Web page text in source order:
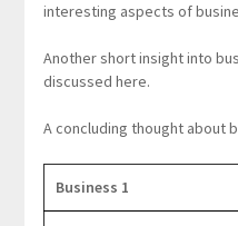
interesting aspects of
Another short insight into
discussed here.
A concluding thought about
Business 1